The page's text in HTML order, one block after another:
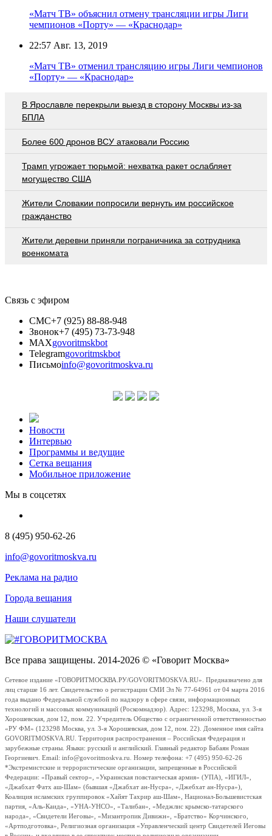
«Матч ТВ» объяснил отмену трансляции игры Лиги
чемпионов «Порту» — «Краснодар»
22:57 Авг. 13, 2019
«Матч ТВ» отменил трансляцию игры Лиги чемпионов
«Порту» — «Краснодар»
В Ярославле перекрыли выезд в сторону Москвы из-за
БПЛА
Более 600 дронов ВСУ атаковали Россию
Трамп угрожает тюрьмой: нехватка ракет ослабляет
могущество США
Жители Словакии попросили вернуть им российское
гражданство
Жители деревни приняли пограничника за сотрудника
военкомата
Связь с эфиром
СМС+7 (925) 88-88-948
Звонок+7 (495) 73-73-948
MAXgovoritmskbot
Telegramgovoritmskbot
Письмоinfo@govoritmoskva.ru
Новости
Интервью
Программы и ведущие
Сетка вещания
Мобильное приложение
Мы в соцсетях
8 (495) 950-62-26
info@govoritmoskva.ru
Реклама на радио
Города вещания
Наши слушатели
Все права защищены. 2014-2026 © «Говорит Москва»
Сетевое издание «ГОВОРИТМОСКВА.РУ/GOVORITMOSKVA.RU». Предназначено для
лиц старше 16 лет. Свидетельство о регистрации СМИ Эл № 77-64961 от 04 марта 2016
года выдано Федеральной службой по надзору в сфере связи, информационных
технологий и массовых коммуникаций (Роскомнадзор). Адрес: 123298, Москва, ул. 3-я
Хорошевская, дом 12, пом. 22. Учредитель Общество с ограниченной ответственностью
«РУ ФМ» (123298 Москва, ул. 3-я Хорошевская, дом 12, пом. 22). Доменное имя сайта
GOVORITMOSKVA.RU. Территория распространения – Российская Федерация и
зарубежные страны. Языки: русский и английский. Главный редактор Бабаян Роман
Георгиевич. Email: info@govoritmoskva.ru. Номер телефона: +7 (495) 950-62-26
*Экстремистские и террористические организации, запрещенные в Российской
Федерации: «Правый сектор», «Украинская повстанческая армия» (УПА), «ИГИЛ»,
«Джабхат Фатх аш-Шам» (бывшая «Джабхат ан-Нусра», «Джебхат ан-Нусра»),
Коалиция исламских группировок «Хайят Тахрир аш-Шам», Национал-Большевистская
партия, «Аль-Каида», «УНА-УНСО», «Талибан», «Меджлис крымско-татарского
народа», «Свидетели Иеговы», «Мизантропик Дивижн», «Братство» Корчинского,
«Артподготовка», Религиозная организация «Управленческий центр Свидетелей Иеговы